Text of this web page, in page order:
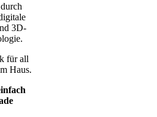
3D-
für all
Haus.